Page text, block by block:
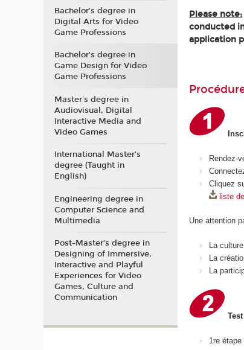
Please note:
conducted
application
Rendez-
Cliquez
liste
Une attention
La
La
La
1re étape
Bachelor’s degree in
Digital Arts for Video
Game Professions
Bachelor's degree in
Game Design for Video
Game Professions
Master's degree in
Audiovisual, Digital
Interactive Media and
Video Games
International Master’s
degree (Taught in
English)
Engineering degree in
Computer Science and
Multimedia
Post-Master’s degree in
Designing of Immersive,
Interactive and Playful
Experiences for Video
Games, Culture and
Communication